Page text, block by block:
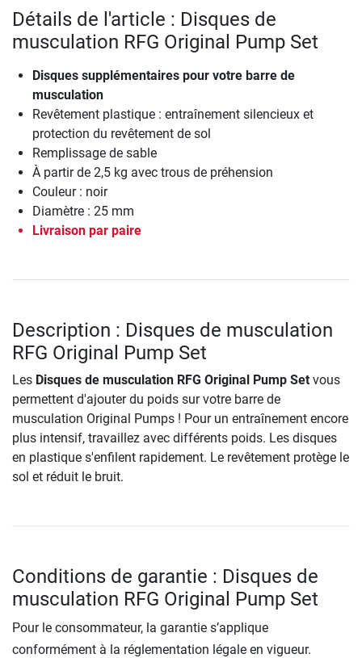
Détails de l'article : Disques de
musculation RFG Original Pump Set
Disques supplémentaires pour votre barre de
musculation
Revêtement plastique : entraînement silencieux et
protection du revêtement de sol
Remplissage de sable
À partir de 2,5 kg avec trous de préhension
Couleur : noir
Diamètre : 25 mm
Livraison par paire
Description : Disques de musculation
RFG Original Pump Set
Les Disques de musculation RFG Original Pump Set vous
permettent d'ajouter du poids sur votre barre de
musculation Original Pumps ! Pour un entraînement encore
plus intensif, travaillez avec différents poids. Les disques
en plastique s'enfilent rapidement. Le revêtement protège le
sol et réduit le bruit.
Conditions de garantie : Disques de
musculation RFG Original Pump Set
Pour le consommateur, la garantie s’applique
conformément à la réglementation légale en vigueur.